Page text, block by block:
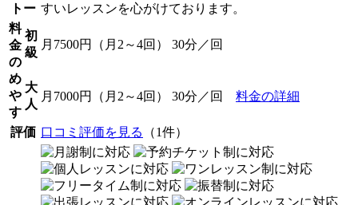
トー すいレッスンを心がけております。
料
金
の
め
や
す
初
級
月7500円（月2～4回） 30分／回
大
人
月7000円（月2～4回） 30分／回 料金の詳細
評価 口コミ評価を見る （1件）